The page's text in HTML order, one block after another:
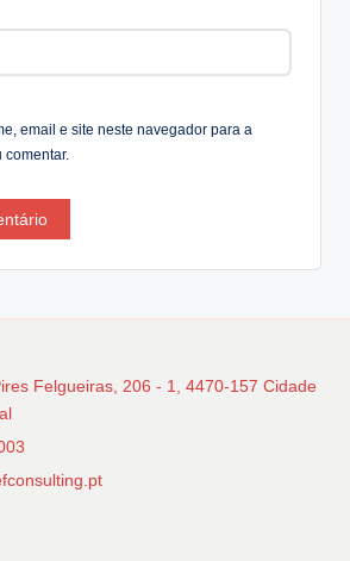
email e site neste navegador para a
comentar.
Felgueiras, 206 - 1, 4470-157 Cidade